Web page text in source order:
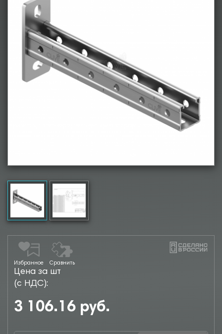
Избранное Сравнить
Цена за шт
(с НДС):
3 106.16 руб.